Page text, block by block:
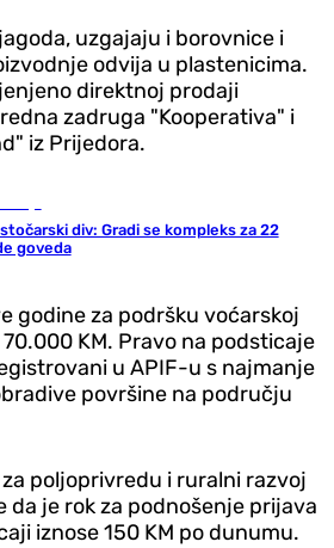
uzgajaju i borovnice i
odvija u plastenicima.
direktnoj prodaji
zadruga "Kooperativa" i
iz Prijedora.
div: Gradi se kompleks za 22
goveda
godine za podršku voćarskoj
KM. Pravo na podsticaje
u APIF-u s najmanje
površine na području
poljoprivredu i ruralni razvoj
da je rok za podnošenje prijava
iznose 150 KM po dunumu.